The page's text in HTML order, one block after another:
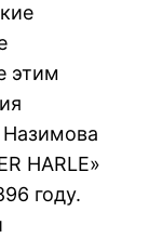
этим
Назимова
HARLE»
году.